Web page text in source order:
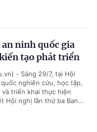
an ninh quốc gia
tạo phát triển
- Sáng 29/7, tại Hội
nghiên cứu, học tập,
triển khai thực hiện
Hội nghị lần thứ ba Ban...